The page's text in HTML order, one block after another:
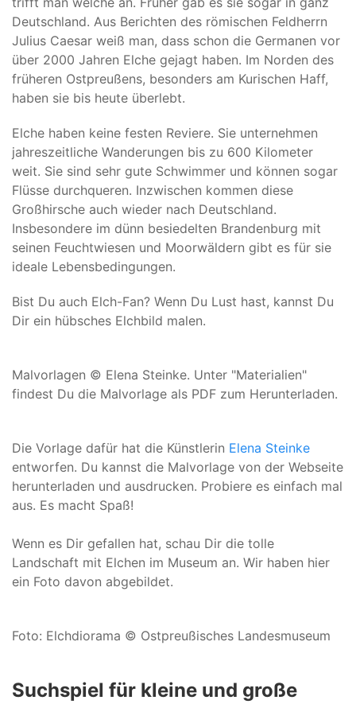
Deutschland. Aus Berichten des römischen Feldherrn
Julius Caesar weiß man, dass schon die Germanen vor
über 2000 Jahren Elche gejagt haben. Im Norden des
früheren Ostpreußens, besonders am Kurischen Haff,
haben sie bis heute überlebt.
Elche haben keine festen Reviere. Sie unternehmen
jahreszeitliche Wanderungen bis zu 600 Kilometer
weit. Sie sind sehr gute Schwimmer und können sogar
Flüsse durchqueren. Inzwischen kommen diese
Großhirsche auch wieder nach Deutschland.
Insbesondere im dünn besiedelten Brandenburg mit
seinen Feuchtwiesen und Moorwäldern gibt es für sie
ideale Lebensbedingungen.
Bist Du auch Elch-Fan? Wenn Du Lust hast, kannst Du
Dir ein hübsches Elchbild malen.
Malvorlagen © Elena Steinke. Unter "Materialien"
findest Du die Malvorlage als PDF zum Herunterladen.
Die Vorlage dafür hat die Künstlerin Elena Steinke
entworfen. Du kannst die Malvorlage von der Webseite
herunterladen und ausdrucken. Probiere es einfach mal
aus. Es macht Spaß!
Wenn es Dir gefallen hat, schau Dir die tolle
Landschaft mit Elchen im Museum an. Wir haben hier
ein Foto davon abgebildet.
Foto: Elchdiorama © Ostpreußisches Landesmuseum
Suchspiel für kleine und große